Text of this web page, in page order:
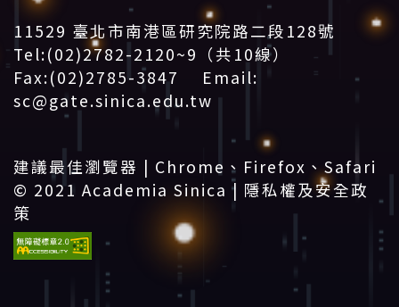
11529 臺北市南港區研究院路二段128號
Tel:(02)2782-2120~9（共10線）
Fax:(02)2785-3847 Email:
sc@gate.sinica.edu.tw
:::
建議最佳瀏覽器 | Chrome、Firefox、Safari
© 2021 Academia Sinica | 隱私權及安全政
策